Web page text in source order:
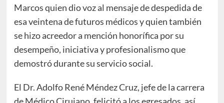
Marcos quien dio voz al mensaje de despedida de
esa veintena de futuros médicos y quien también
se hizo acreedor a mención honorífica por su
desempeño, iniciativa y profesionalismo que
demostró durante su servicio social.
El Dr. Adolfo René Méndez Cruz, jefe de la carrera